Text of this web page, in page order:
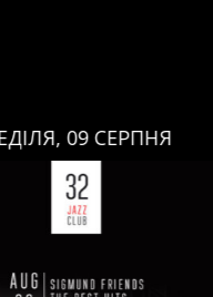
09 СЕРПНЯ
Ціна: